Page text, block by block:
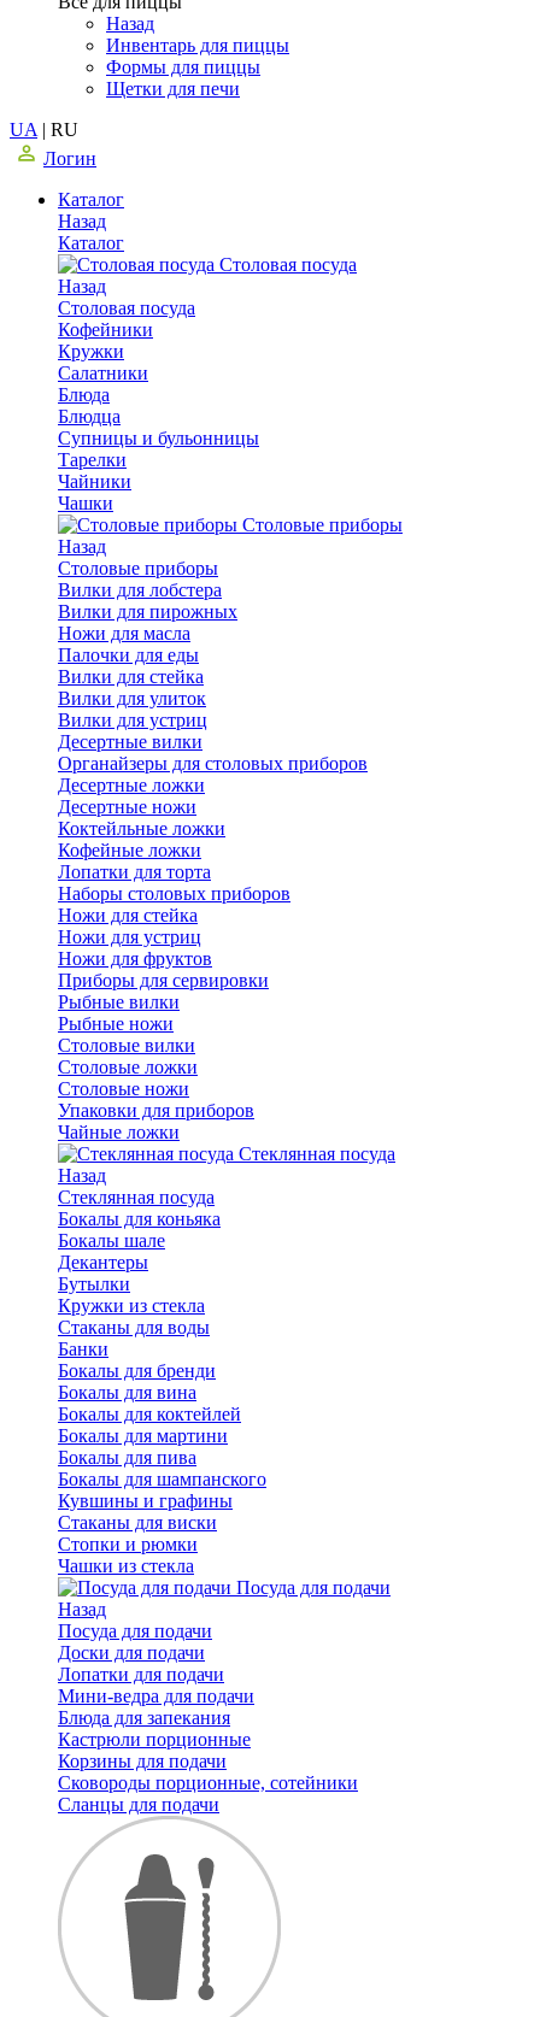
Назад
Инвентарь для пиццы
Формы для пиццы
Щетки для печи
UA | RU
Логин
Каталог
Назад
Каталог
Столовая посуда
Назад
Столовая посуда
Кофейники
Кружки
Салатники
Блюда
Блюдца
Супницы и бульонницы
Тарелки
Чайники
Чашки
Cтоловые приборы
Назад
Cтоловые приборы
Вилки для лобстера
Вилки для пирожных
Ножи для масла
Палочки для еды
Вилки для стейка
Вилки для улиток
Вилки для устриц
Десертные вилки
Органайзеры для столовых приборов
Десертные ложки
Десертные ножи
Коктейльные ложки
Кофейные ложки
Лопатки для торта
Наборы столовых приборов
Ножи для стейка
Ножи для устриц
Ножи для фруктов
Приборы для сервировки
Рыбные вилки
Рыбные ножи
Столовые вилки
Столовые ложки
Столовые ножи
Упаковки для приборов
Чайные ложки
Стеклянная посуда
Назад
Стеклянная посуда
Бокалы для коньяка
Бокалы шале
Декантеры
Бутылки
Кружки из стекла
Стаканы для воды
Банки
Бокалы для бренди
Бокалы для вина
Бокалы для коктейлей
Бокалы для мартини
Бокалы для пива
Бокалы для шампанского
Кувшины и графины
Стаканы для виски
Стопки и рюмки
Чашки из стекла
Посуда для подачи
Назад
Посуда для подачи
Доски для подачи
Лопатки для подачи
Мини-ведра для подачи
Блюда для запекания
Кастрюли порционные
Корзины для подачи
Сковороды порционные, сотейники
Сланцы для подачи